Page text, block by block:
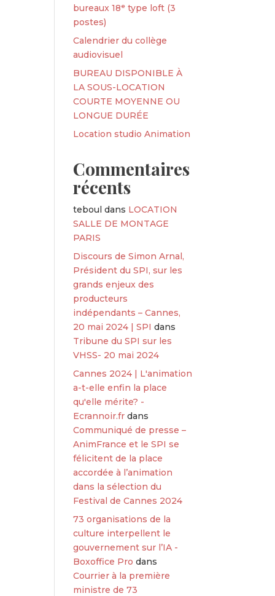
bureaux 18ᵉ type loft (3
postes)
Calendrier du collège
audiovisuel
BUREAU DISPONIBLE À
LA SOUS-LOCATION
COURTE MOYENNE OU
LONGUE DURÉE
Location studio Animation
Commentaires
récents
teboul dans LOCATION
SALLE DE MONTAGE
PARIS
Discours de Simon Arnal,
Président du SPI, sur les
grands enjeux des
producteurs
indépendants – Cannes,
20 mai 2024 | SPI dans
Tribune du SPI sur les
VHSS- 20 mai 2024
Cannes 2024 | L'animation
a-t-elle enfin la place
qu'elle mérite? -
Ecrannoir.fr dans
Communiqué de presse –
AnimFrance et le SPI se
félicitent de la place
accordée à l’animation
dans la sélection du
Festival de Cannes 2024
73 organisations de la
culture interpellent le
gouvernement sur l’IA -
Boxoffice Pro dans
Courrier à la première
ministre de 73